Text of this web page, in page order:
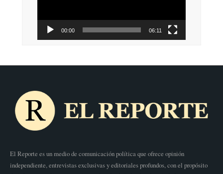
00:00 06:11
El Reporte es un medio de comunicación política que ofrece opinión
independiente, entrevistas exclusivas y editoriales profundos, con el propósito